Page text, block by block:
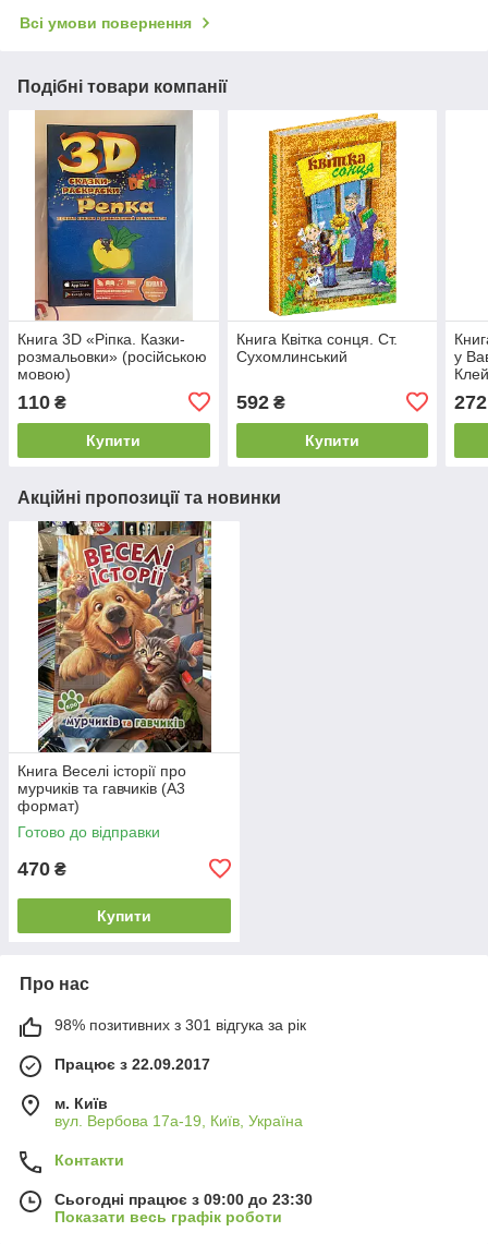
Всі умови повернення
Подібні товари компанії
Книга 3D «Ріпка. Казки-
розмальовки» (російською
мовою)
110 ₴
Купити
Книга Квітка сонця. Ст.
Сухомлинський
592₴
Купити
у
272
Акційні пропозиції та новинки
Книга Веселі історії про
мурчиків та гавчиків (А3
формат)
Готово до відправки
470 ₴
Купити
Про нас
98% позитивних з 301 відгука за рік
Працює з 22.09.2017
м. Київ
вул. Вербова 17а-19, Київ, Україна
Контакти
Сьогодні працює з 09:00 до 23:30
Показати весь графік роботи